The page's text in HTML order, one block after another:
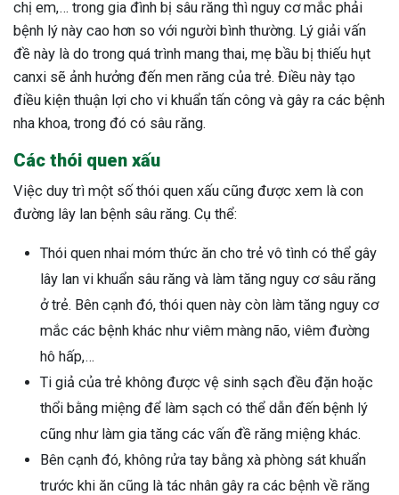
chị em,… trong gia đình bị sâu răng thì nguy cơ mắc phải
bệnh lý này cao hơn so với người bình thường. Lý giải vấn
đề này là do trong quá trình mang thai, mẹ bầu bị thiếu hụt
canxi sẽ ảnh hưởng đến men răng của trẻ. Điều này tạo
điều kiện thuận lợi cho vi khuẩn tấn công và gây ra các bệnh
nha khoa, trong đó có sâu răng.
Các thói quen xấu
Việc duy trì một số thói quen xấu cũng được xem là con
đường lây lan bệnh sâu răng. Cụ thể:
Thói quen nhai móm thức ăn cho trẻ vô tình có thể gây
lây lan vi khuẩn sâu răng và làm tăng nguy cơ sâu răng
ở trẻ. Bên cạnh đó, thói quen này còn làm tăng nguy cơ
mắc các bệnh khác như viêm màng não, viêm đường
hô hấp,…
Ti giả của trẻ không được vệ sinh sạch đều đặn hoặc
thổi bằng miệng để làm sạch có thể dẫn đến bệnh lý
cũng như làm gia tăng các vấn đề răng miệng khác.
Bên cạnh đó, không rửa tay bằng xà phòng sát khuẩn
trước khi ăn cũng là tác nhân gây ra các bệnh về răng